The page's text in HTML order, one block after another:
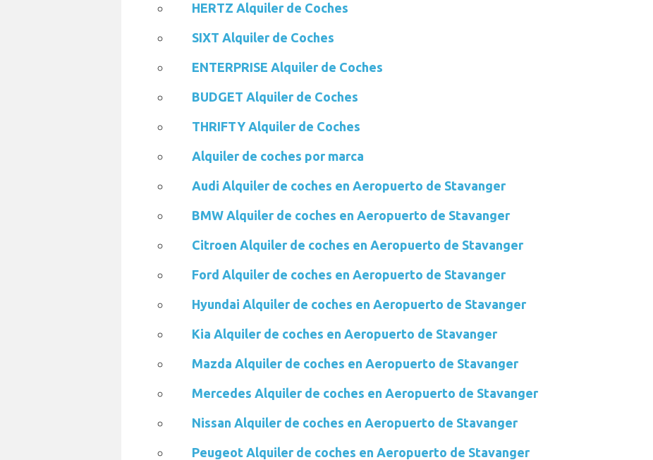
HERTZ Alquiler de Coches
SIXT Alquiler de Coches
ENTERPRISE Alquiler de Coches
BUDGET Alquiler de Coches
THRIFTY Alquiler de Coches
Alquiler de coches por marca
Audi Alquiler de coches en Aeropuerto de Stavanger
BMW Alquiler de coches en Aeropuerto de Stavanger
Citroen Alquiler de coches en Aeropuerto de Stavanger
Ford Alquiler de coches en Aeropuerto de Stavanger
Hyundai Alquiler de coches en Aeropuerto de Stavanger
Kia Alquiler de coches en Aeropuerto de Stavanger
Mazda Alquiler de coches en Aeropuerto de Stavanger
Mercedes Alquiler de coches en Aeropuerto de Stavanger
Nissan Alquiler de coches en Aeropuerto de Stavanger
Peugeot Alquiler de coches en Aeropuerto de Stavanger